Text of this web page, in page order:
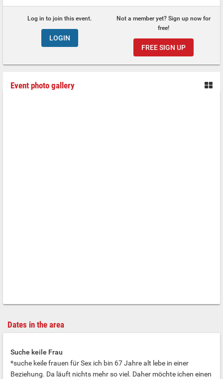
Log in to join this event.
LOGIN
Not a member yet? Sign up now for
free!
FREE SIGN UP
Event photo gallery
Dates in the area
Suche keile Frau
*suche keile frauen für Sex ich bin 67 Jahre alt lebe in einer
Beziehung. Da läuft nichts mehr so viel. Daher möchte ichen einen